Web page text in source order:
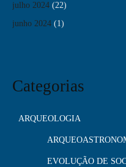
julho 2024 (22)
junho 2024 (1)
Categorias
ARQUEOLOGIA
EVOLUÇÃO DE